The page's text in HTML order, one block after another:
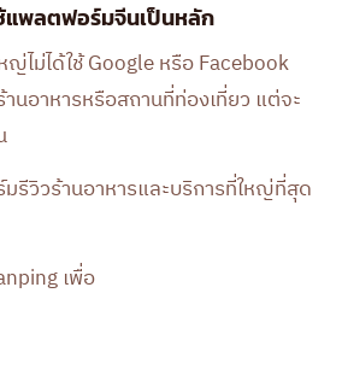
แพลตฟอร์มจีนเป็นหลัก
ญ่ไม่ได้ใช้ Google หรือ Facebook
นอาหารหรือสถานที่ท่องเที่ยว แต่จะ
รีวิวร้านอาหารและบริการที่ใหญ่ที่สุด
เพื่อ